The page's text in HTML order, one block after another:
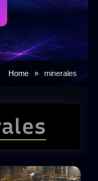
Home minerales